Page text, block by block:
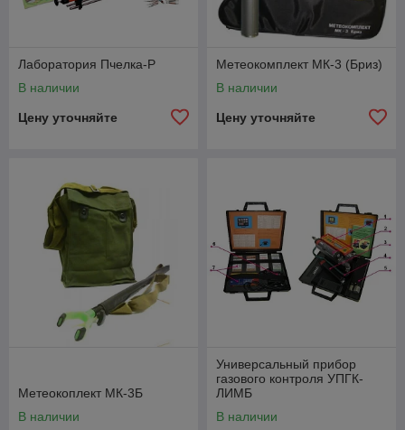
Лаборатория Пчелка-Р
В наличии
Цену уточняйте
Метеокомплект МК-3 (Бриз)
В наличии
Цену уточняйте
Метеокоплект МК-3Б
В наличии
Универсальный прибор
газового контроля УПГК-
ЛИМБ
В наличии